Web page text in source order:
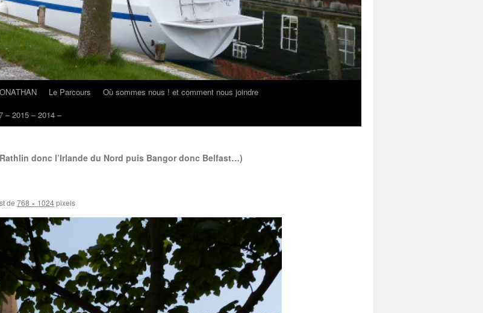
Le Parcours
Où sommes nous ! et comment nous joindre
– 2015 – 2014 –
donc l’Irlande du Nord puis Bangor donc Belfast…)
de 768 × 1024pixels